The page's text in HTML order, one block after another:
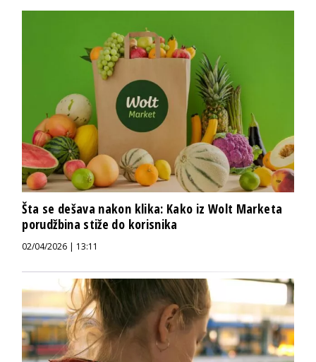
Šta se dešava nakon klika: Kako iz Wolt Marketa
porudžbina stiže do korisnika
02/04/2026 | 13:11